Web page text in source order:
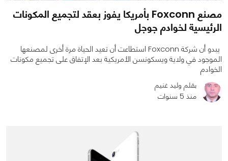
مصنع Foxconn بأمريكا يفوز بعقد لتجميع المكونات
الرئيسية لخوادم جوجل
يبدو أن شركة Foxconn استطاعت أن تعيد الحياة مرة أخرى لمصنعها
الموجود في ولاية ويسكونسن الأمريكية بعد الإتفاق على تجميع مكونات
الخوادم
بقلم وليد غنيم
منذ 5 سنوات